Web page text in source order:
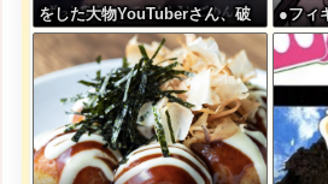
をした大物YouTuberさん、破
局を発表????
●フィ
く・